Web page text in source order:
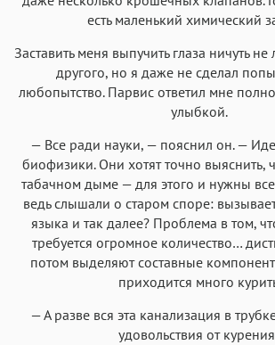
есть маленький химический
Заставить меня выпучить глаза ничуть
другого, но я даже не сделал
любопытство. Парвис ответил мне
улыбкой.
— Все ради науки, — пояснил он. —
биофизики. Они хотят точно выяснить,
табачном дыме — для этого и нужны
ведь слышали о старом споре:
языка и так далее? Проблема в том,
требуется огромное количество…
потом выделяют составные
приходится много
— А разве вся эта канализация в
удовольствия от